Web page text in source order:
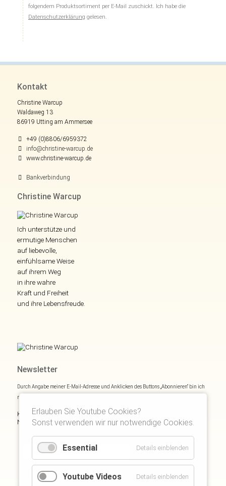
folgendem Produktsortiment per E-Mail zuschickt. Ich habe die
Datenschutzerklärung gelesen.
Kontakt
Christine Warcup
Waldaweg 13
86919 Utting am Ammersee
+49 (0)8806/6959372
info@christine-warcup.de
www.christine-warcup.de
Bankverbindung
Christine Warcup
Ich unterstütze und
ermutige Menschen
auf liebevolle,
einfühlsame Weise
auf ihrem Weg
in ihre wahre
Kraft und Freiheit
und ihre Lebensfreude.
Newsletter
Durch Angabe meiner E-Mail-Adresse und Anklicken des Buttons „Abonnieren“ bin ich
mich mit
Kostenloses E- und Audiobook & monatliche Inspirationen via
Newsletter:
Erlauben Sie Youtube Cookies?
Sonst verwenden wir nur notwendige Cookies.
Essential Details einblenden
Youtube Videos Details einblenden